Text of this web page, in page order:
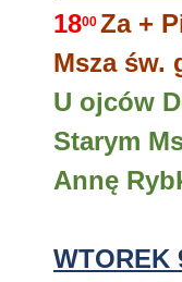
1800 Za +
Msza św.
U ojców
Starym
Annę
WTOREK